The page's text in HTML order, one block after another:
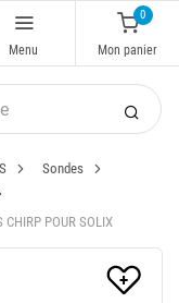
Menu
0
Mon panier
Sondes
CHIRP POUR SOLIX